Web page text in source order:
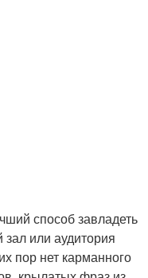
способ завладеть
или аудитория
пор нет карманного